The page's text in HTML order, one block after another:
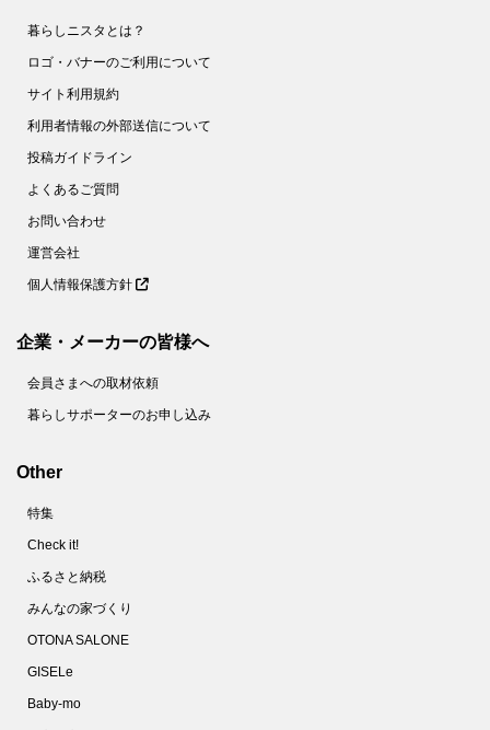
暮らしニスタとは？
ロゴ・バナーのご利用について
サイト利用規約
利用者情報の外部送信について
投稿ガイドライン
よくあるご質問
お問い合わせ
運営会社
個人情報保護方針
企業・メーカーの皆様へ
会員さまへの取材依頼
暮らしサポーターのお申し込み
Other
特集
Check it!
ふるさと納税
みんなの家づくり
OTONA SALONE
GISELe
Baby-mo